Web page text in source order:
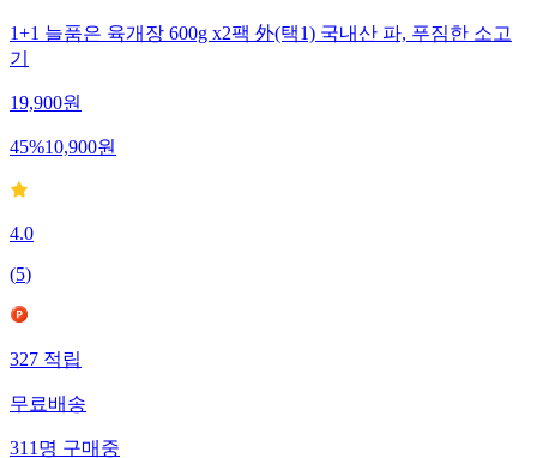
1+1 늘품은 육개장 600g x2팩 外(택1) 국내산 파, 푸짐한 소고
기
19,900원
45%10,900원
4.0
(5)
327 적립
무료배송
311 명 구매중